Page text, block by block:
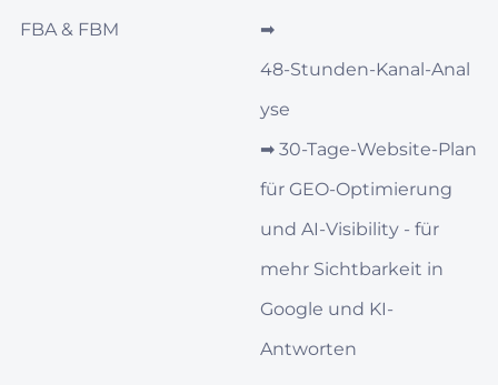
FBA & FBM
➡︎
48‑Stunden‑Kanal‑Anal
yse
➡︎ 30‑Tage‑Website-Plan
für GEO‑Optimierung
und AI‑Visibility - für
mehr Sichtbarkeit in
Google und KI-
Antworten